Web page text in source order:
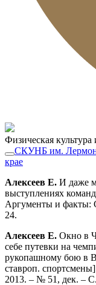
Физическая культура
СКУНБ им.
крае
Алексеев Е. И даже
выступлениях
Аргументы и факты:
24.
Алексеев Е. Окно в
себе путевки на
рукопашному бою в
ставроп.
2013. – № 51, дек. –